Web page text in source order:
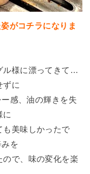
がコチラになりま
ル様に漂ってきて…
ずに
感、油の輝きを失
に
も美味しかったで
を
で、味の変化を楽